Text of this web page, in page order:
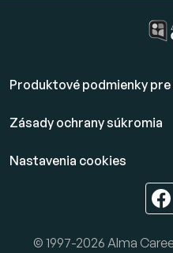
Produktové podmienky
Zásady ochrany súkromia
Nastavenia cookies
© 1997-2026 Alma